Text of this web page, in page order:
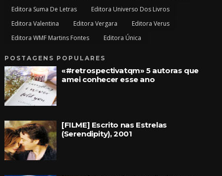
Editora Suma De Letras
Editora Universo Dos Livros
Editora Valentina
Editora Vergara
Editora Verus
Editora WMF Martins Fontes
Editora Única
POSTAGENS POPULARES
«#retrospectivatqm» 5 autoras que
amei conhecer esse ano
[FILME] Escrito nas Estrelas
(Serendipity), 2001